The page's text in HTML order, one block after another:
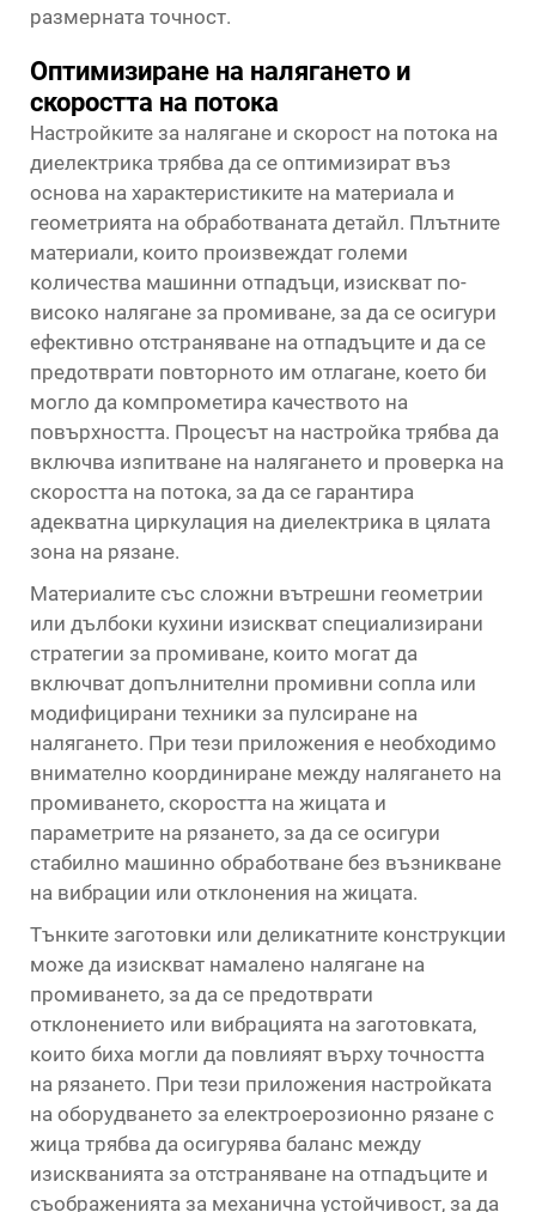
размерната точност.
Оптимизиране на налягането и
скоростта на потока
Настройките за налягане и скорост на потока на
диелектрика трябва да се оптимизират въз
основа на характеристиките на материала и
геометрията на обработваната детайл. Плътните
материали, които произвеждат големи
количества машинни отпадъци, изискват по-
високо налягане за промиване, за да се осигури
ефективно отстраняване на отпадъците и да се
предотврати повторното им отлагане, което би
могло да компрометира качеството на
повърхността. Процесът на настройка трябва да
включва изпитване на налягането и проверка на
скоростта на потока, за да се гарантира
адекватна циркулация на диелектрика в цялата
зона на рязане.
Материалите със сложни вътрешни геометрии
или дълбоки кухини изискват специализирани
стратегии за промиване, които могат да
включват допълнителни промивни сопла или
модифицирани техники за пулсиране на
налягането. При тези приложения е необходимо
внимателно координиране между налягането на
промиването, скоростта на жицата и
параметрите на рязането, за да се осигури
стабилно машинно обработване без възникване
на вибрации или отклонения на жицата.
Тънките заготовки или деликатните конструкции
може да изискват намалено налягане на
промиването, за да се предотврати
отклонението или вибрацията на заготовката,
които биха могли да повлияят върху точността
на рязането. При тези приложения настройката
на оборудването за електроерозионно рязане с
жица трябва да осигурява баланс между
изискванията за отстраняване на отпадъците и
съображенията за механична устойчивост, за да